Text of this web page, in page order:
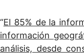
“El 85% de la
información
análisis, desde